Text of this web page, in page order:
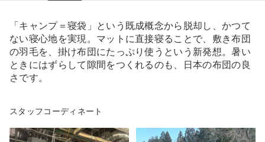
「キャンプ＝寝袋」という既成概念から脱却し、かつて
ない寝心地を実現。マットに直接寝ることで、敷き布団
の羽毛を、掛け布団にたっぷり使うという新発想。暑い
ときにはずらして隙間をつくれるのも、日本の布団の良
さです。
スタッフコーディネート